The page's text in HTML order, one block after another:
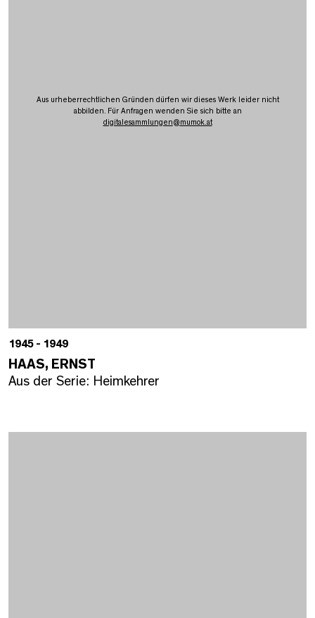
Aus urheberrechtlichen Gründen dürfen wir dieses Werk leider nicht
abbilden. Für Anfragen wenden Sie sich bitte an
digitalesammlungen@mumok.at
1945 - 1949
HAAS, ERNST
Aus der Serie: Heimkehrer